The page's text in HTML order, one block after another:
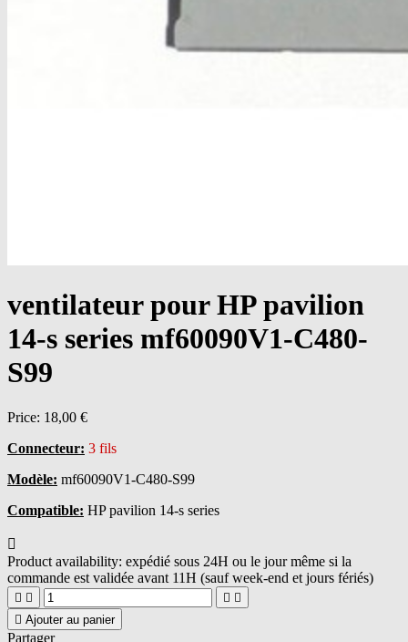
ventilateur pour HP pavilion
14-s series mf60090V1-C480-
S99
Price: 18,00 €
Connecteur: 3 fils
Modèle: mf60090V1-C480-S99
Compatible: HP pavilion 14-s series

Product availability: expédié sous 24H ou le jour même si la
commande est validée avant 11H (sauf week-end et jours fériés)
   
 Ajouter au panier
Partager